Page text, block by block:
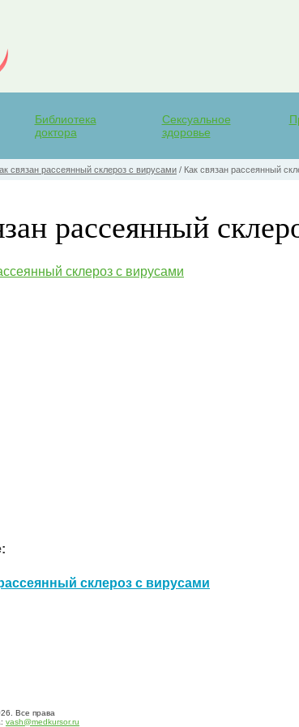
Библиотека
доктора
Сексуальное
здоровье
связан рассеянный склероз с вирусами / Как связан рассеянный
рассеянный
склероз с вирусами
Все права
vash@medkursor.ru